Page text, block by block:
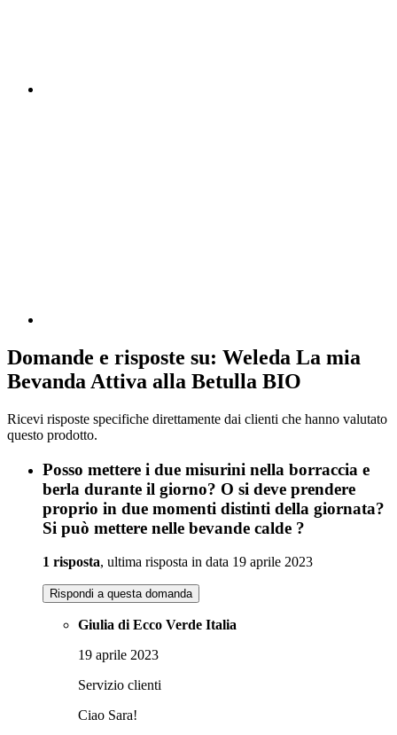
Domande e risposte su: Weleda La mia
Bevanda Attiva alla Betulla BIO
Ricevi risposte specifiche direttamente dai clienti che hanno valutato
questo prodotto.
Posso mettere i due misurini nella borraccia e
berla durante il giorno? O si deve prendere
proprio in due momenti distinti della giornata?
Si può mettere nelle bevande calde ?
1 risposta, ultima risposta in data 19 aprile 2023
Rispondi a questa domanda
Giulia di Ecco Verde Italia
19 aprile 2023
Servizio clienti
Ciao Sara!